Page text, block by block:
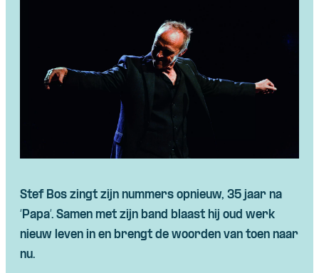
Skip navigatie
Stef Bos zingt zijn nummers opnieuw, 35 jaar na
‘Papa’. Samen met zijn band blaast hij oud werk
nieuw leven in en brengt de woorden van toen naar
nu.